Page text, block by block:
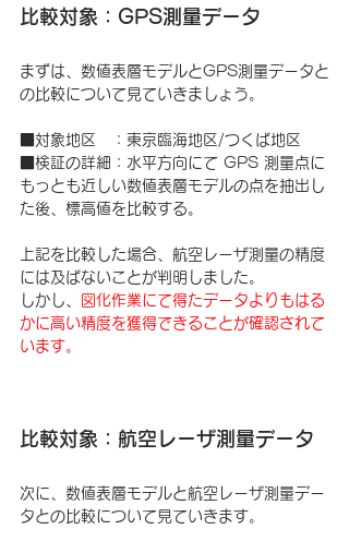
比較対象：GPS測量データ
まずは、数値表層モデルとGPS測量データと
の比較について見ていきましょう。
■対象地区　：東京臨海地区/つくば地区
■検証の詳細：水平方向にて GPS 測量点に
もっとも近しい数値表層モデルの点を抽出し
た後、標高値を比較する。
上記を比較した場合、航空レーザ測量の精度
には及ばないことが判明しました。
しかし、
図化作業にて得たデータよりもはる
かに高い精度を獲得できることが確認されて
います。
比較対象：航空レーザ測量データ
次に、数値表層モデルと航空レーザ測量デー
タとの比較について見ていきます。